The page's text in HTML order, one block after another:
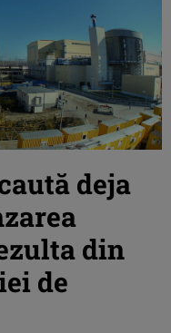
deja
din
de